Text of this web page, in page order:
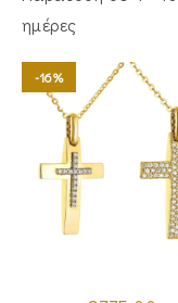
ημέρες
-16%